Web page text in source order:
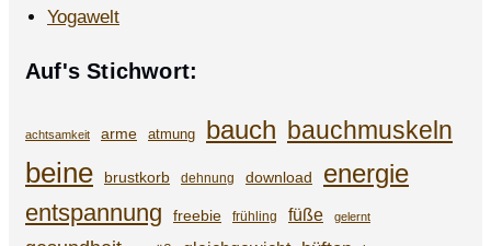
Yogawelt
Auf's Stichwort:
achtsamkeit arme atmung bauch bauchmuskeln
beine brustkorb dehnung download energie
entspannung freebie frühling füße gelernt